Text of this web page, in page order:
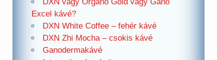
Excel kávé?
DXN White Coffee – fehér kávé
DXN Zhi Mocha – csokis kávé
Ganodermakávé